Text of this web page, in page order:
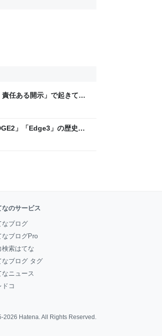
任ある開示」で起きてい
」「Edge3」の歴史に
なのサービス
なブログ
なブログPro
検索はてな
なブログ タグ
なニュース
ドコ
2026 Hatena. All Rights Reserved.